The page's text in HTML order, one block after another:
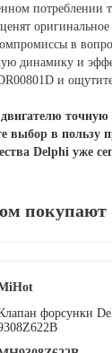
потреблении
оригинальное
в
динамику и
и
двигателю
выбор в пользу
Delphi уже
покупают
форсунки